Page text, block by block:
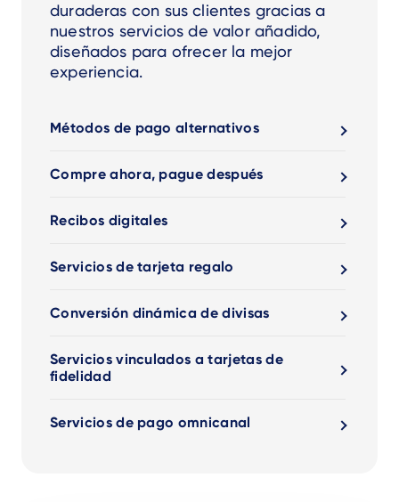
duraderas con sus clientes gracias a
nuestros servicios de valor añadido,
diseñados para ofrecer la mejor
experiencia.
Métodos de pago alternativos
Compre ahora, pague después
Recibos digitales
Servicios de tarjeta regalo
Conversión dinámica de divisas
Servicios vinculados a tarjetas de
fidelidad
Servicios de pago omnicanal